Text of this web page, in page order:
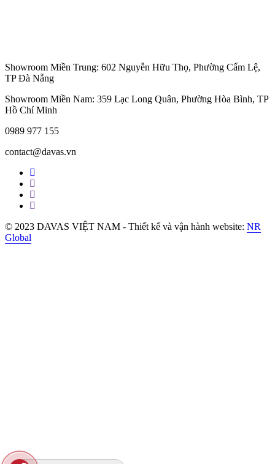
Showroom Miền Trung: 602 Nguyễn Hữu Thọ, Phường Cẩm Lệ,
TP Đà Nẵng
Showroom Miền Nam: 359 Lạc Long Quân, Phường Hòa Bình, TP
Hồ Chí Minh
0989 977 155
contact@davas.vn
© 2023 DAVAS VIỆT NAM - Thiết kế và vận hành website: NR
Global